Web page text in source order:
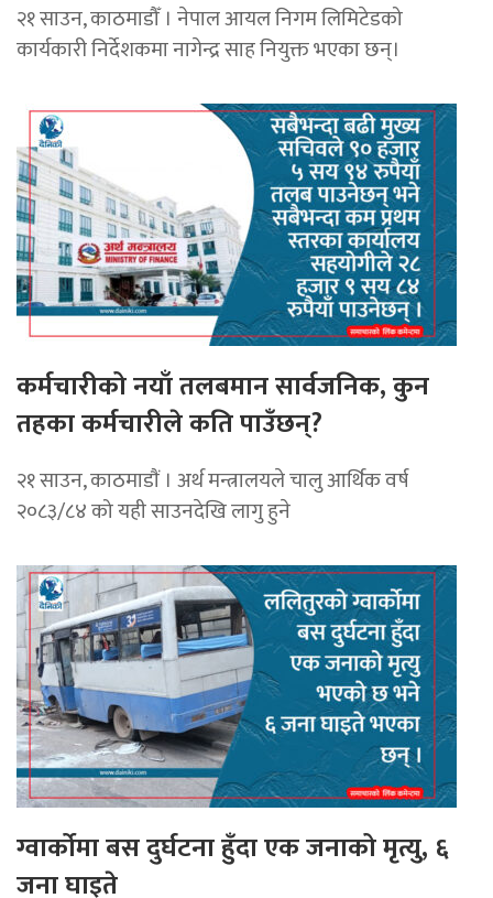
२१ साउन, काठमाडौँ । नेपाल आयल निगम लिमिटेडको
कार्यकारी निर्देशकमा नागेन्द्र साह नियुक्त भएका छन्।
कर्मचारीको नयाँ तलबमान सार्वजनिक, कुन
तहका कर्मचारीले कति पाउँछन्?
२१ साउन, काठमाडाैं । अर्थ मन्त्रालयले चालु आर्थिक वर्ष
२०८३/८४ को यही साउनदेखि लागु हुने
ग्वार्कोमा बस दुर्घटना हुँदा एक जनाको मृत्यु, ६
जना घाइते